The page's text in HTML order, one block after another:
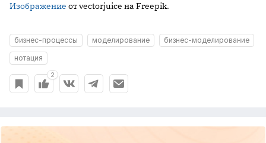
Изображение от vectorjuice на Freepik.
бизнес-процессы моделирование
бизнес-моделирование
нотация
2